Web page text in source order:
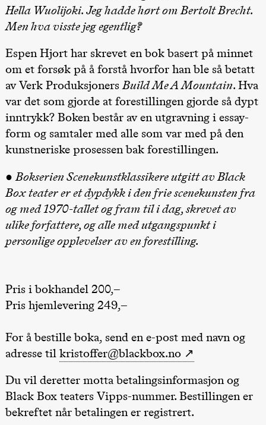
Bolm
SUBJOYRIDE
Store scene
Saturday, 29 August
19:00
Pia Maria
Mohamed
Mohamed
Fantasies
Lille scene
(Black Box
21:00
Boglárka
Börcsök &
Andreas
Bolm
SUBJOYRIDE
Store scene
(Black Box
teater)
15:00
Yuri
Umemoto /​
Oslo
Aam
crypt_ –
Anime opera
by Yuri
Store scene
teater)
19:00
Yuri
Hella Wuolijoki. Jeg hadde hørt om Bertolt Brecht.
Men hva visste jeg egentlig?
Espen Hjort har skrevet en bok basert på minnet
om et forsøk på å forstå hvorfor han ble så betatt
av Verk ProduksjonersBuild Me A Mountain. Hva
var det som gjorde at forestillingen gjorde så dypt
inntrykk? Boken består av en utgravning i essay-
form og samtaler med alle som var med på den
kunstneriske prosessen bak forestillingen.
●Bokserien Scenekunstklassikere utgitt av Black
Box teater er et dypdykk i den frie scenekunsten fra
og med 1970-tallet og fram til i dag, skrevet av
ulike forfattere, og alle med utgangspunkt i
personlige opplevelser av en forestilling.
Pris i bokhandel 200,–
Pris hjemlevering 249,–
For å bestille boka, send en e-post med navn og
adresse tilkristoffer@blackbox.no
Du vil deretter motta betalingsinformasjon og
Black Box teaters Vipps-nummer. Bestillingen er
bekreftet når betalingen er registrert.